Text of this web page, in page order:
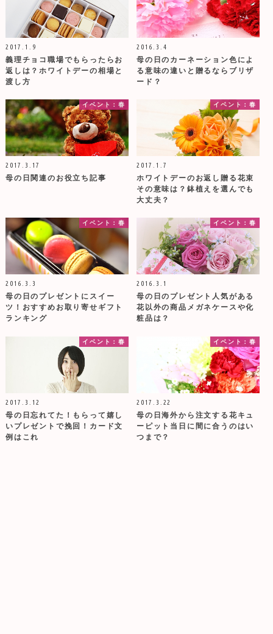
2017.1.9
義理チョコ職場でもらったらお
返しは？ホワイトデーの相場と
渡し方
2016.3.4
母の日のカーネーション色によ
る意味の違いと贈るならブリザ
ード？
イベント：春
2017.3.17
母の日関連のお役立ち記事
イベント：春
2017.1.7
ホワイトデーのお返し贈る花束
その意味は？鉢植えを選んでも
大丈夫？
イベント：春
2016.3.3
母の日のプレゼントにスイー
ツ！おすすめお取り寄せギフト
ランキング
イベント：春
2016.3.1
母の日のプレゼント人気がある
花以外の商品メガネケースや化
粧品は？
イベント：春
2017.3.12
母の日忘れてた！もらって嬉し
いプレゼントで挽回！カード文
例はこれ
イベント：春
2017.3.22
母の日海外から注文する花キュ
ーピット当日に間に合うのはい
つまで？